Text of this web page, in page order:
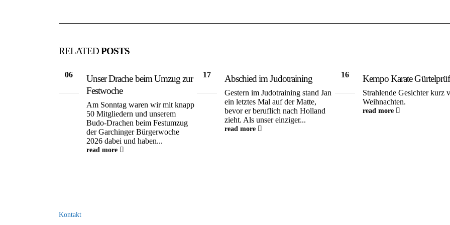
RELATEDPOSTS
06
Unser Drache beim Umzug zur
Festwoche
Am Sonntag waren wir mit knapp
50 Mitgliedern und unserem
Budo‑Drachen beim Festumzug
der Garchinger Bürgerwoche
2026 dabei und haben...
read more
17 Abschied im Judotraining
Gestern im Judotraining stand Jan
ein letztes Mal auf der Matte,
bevor er beruflich nach Holland
zieht. Als unser einziger...
read more
16 Kempo Karate
Strahlende Gesichter kurz
Weihnachten.
read more
Kontakt